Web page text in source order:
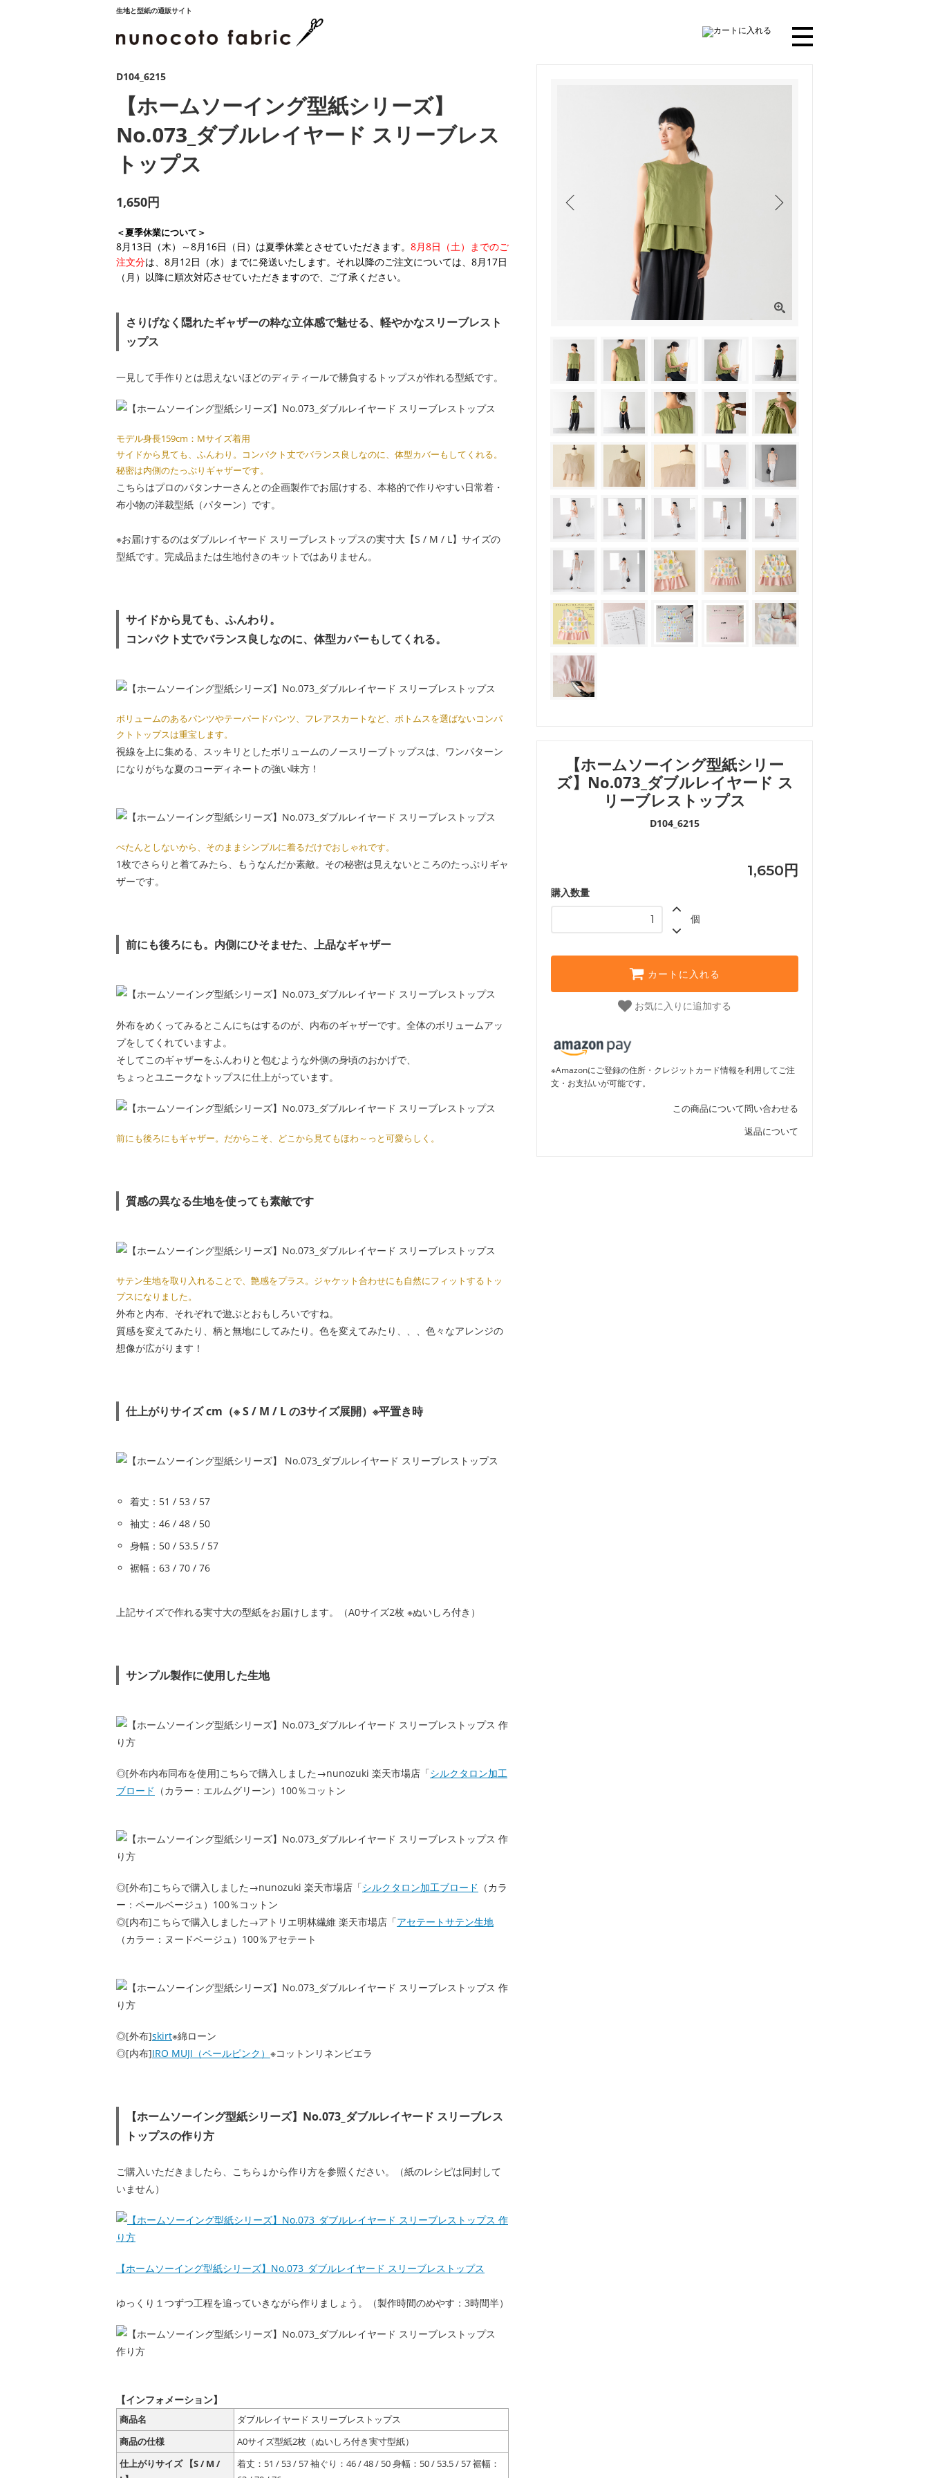
生地と型紙の通販サイト
【ホームソーイング型紙シリー
ズ】No.073_ダブルレイヤード ス
リーブレストップス
D104_6215
1,650円
購入数量
個
カートに入れる
お気に入りに追加する
※Amazonにご登録の住所・クレジットカード情報を利用してご注
文・お支払いが可能です。
この商品について問い合わせる
返品について
D104_6215
【ホームソーイング型紙シリーズ】
No.073_ダブルレイヤード スリーブレス
トップス
1,650円
＜夏季休業について＞
8月13日（木）～8月16日（日）は夏季休業とさせていただきます。 8月8日（土）までのご
注文分は、8月12日（水）までに発送いたします。それ以降のご注文については、8月17日
（月）以降に順次対応させていただきますので、ご了承ください。
さりげなく隠れたギャザーの粋な立体感で魅せる、軽やかなスリーブレスト
ップス
一見して手作りとは思えないほどのディティールで勝負するトップスが作れる型紙です。
モデル身長159cm：Mサイズ着用
サイドから見ても、ふんわり。コンパクト丈でバランス良しなのに、体型カバーもしてくれる。
秘密は内側のたっぷりギャザーです。
こちらはプロのパタンナーさんとの企画製作でお届けする、本格的で作りやすい日常着・
布小物の洋裁型紙（パターン）です。
※お届けするのはダブルレイヤード スリーブレストップスの実寸大【S / M / L】サイズの
型紙です。完成品または生地付きのキットではありません。
サイドから見ても、ふんわり。
コンパクト丈でバランス良しなのに、体型カバーもしてくれる。
ボリュームのあるパンツやテーパードパンツ、フレアスカートなど、ボトムスを選ばないコンパ
クトトップスは重宝します。
視線を上に集める、スッキリとしたボリュームのノースリーブトップスは、ワンパターン
になりがちな夏のコーディネートの強い味方！
ぺたんとしないから、そのままシンプルに着るだけでおしゃれです。
1枚でさらりと着てみたら、もうなんだか素敵。その秘密は見えないところのたっぷりギャ
ザーです。
前にも後ろにも。内側にひそませた、上品なギャザー
外布をめくってみるとこんにちはするのが、内布のギャザーです。全体のボリュームアッ
プをしてくれていますよ。
そしてこのギャザーをふんわりと包むような外側の身頃のおかげで、
ちょっとユニークなトップスに仕上がっています。
前にも後ろにもギャザー。だからこそ、どこから見てもほわ～っと可愛らしく。
質感の異なる生地を使っても素敵です
サテン生地を取り入れることで、艶感をプラス。ジャケット合わせにも自然にフィットするトッ
プスになりました。
外布と内布、それぞれで遊ぶとおもしろいですね。
質感を変えてみたり、柄と無地にしてみたり。色を変えてみたり、、、色々なアレンジの
想像が広がります！
仕上がりサイズ cm（※ S / M / L の3サイズ展開）※平置き時
着丈：51 / 53 / 57
袖丈：46 / 48 / 50
身幅：50 / 53.5 / 57
裾幅：63 / 70 / 76
上記サイズで作れる実寸大の型紙をお届けします。（A0サイズ2枚 ※ぬいしろ付き）
サンプル製作に使用した生地
◎[外布内布同布を使用]こちらで購入しました→nunozuki 楽天市場店「シルクタロン加工
ブロード （カラー：エルムグリーン）100％コットン
◎[外布]こちらで購入しました→nunozuki 楽天市場店「シルクタロン加工ブロード （カラ
ー：ペールベージュ）100％コットン
◎[内布]こちらで購入しました→アトリエ明林繊維 楽天市場店「アセテートサテン生地
（カラー：ヌードベージュ）100％アセテート
◎[外布]skirt※綿ローン
◎[内布]IRO MUJI（ペールピンク） ※コットンリネンビエラ
【ホームソーイング型紙シリーズ】No.073_ダブルレイヤード スリーブレス
トップスの作り方
ご購入いただきましたら、こちら↓から作り方を参照ください。（紙のレシピは同封して
いません）
【ホームソーイング型紙シリーズ】No.073_ダブルレイヤード スリーブレストップス
ゆっくり１つずつ工程を追っていきながら作りましょう。（製作時間のめやす：3時間半）
【インフォメーション】
商品名
ダブルレイヤード スリーブレストップス
商品の仕様
A0サイズ型紙2枚（ぬいしろ付き実寸型紙）
仕上がりサイズ 【S / M /
着丈：51 / 53 / 57袖ぐり：46 / 48 / 50身幅：50 / 53.5 / 57裾幅：